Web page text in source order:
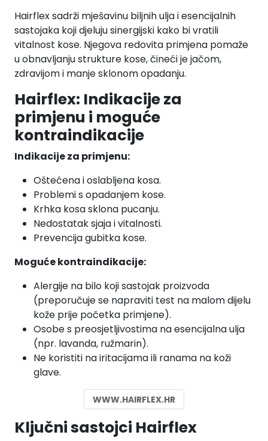
Hairflex sadrži mješavinu biljnih ulja i esencijalnih
sastojaka koji djeluju sinergijski kako bi vratili
vitalnost kose. Njegova redovita primjena pomaže
u obnavljanju strukture kose, čineći je jačom,
zdravijom i manje sklonom opadanju.
Hairflex: Indikacije za
primjenu i moguće
kontraindikacije
Indikacije za primjenu:
Oštećena i oslabljena kosa.
Problemi s opadanjem kose.
Krhka kosa sklona pucanju.
Nedostatak sjaja i vitalnosti.
Prevencija gubitka kose.
Moguće kontraindikacije:
Alergije na bilo koji sastojak proizvoda
(preporučuje se napraviti test na malom dijelu
kože prije početka primjene).
Osobe s preosjetljivostima na esencijalna ulja
(npr. lavanda, ružmarin).
Ne koristiti na iritacijama ili ranama na koži
glave.
WWW.HAIRFLEX.HR
Ključni sastojci Hairflex